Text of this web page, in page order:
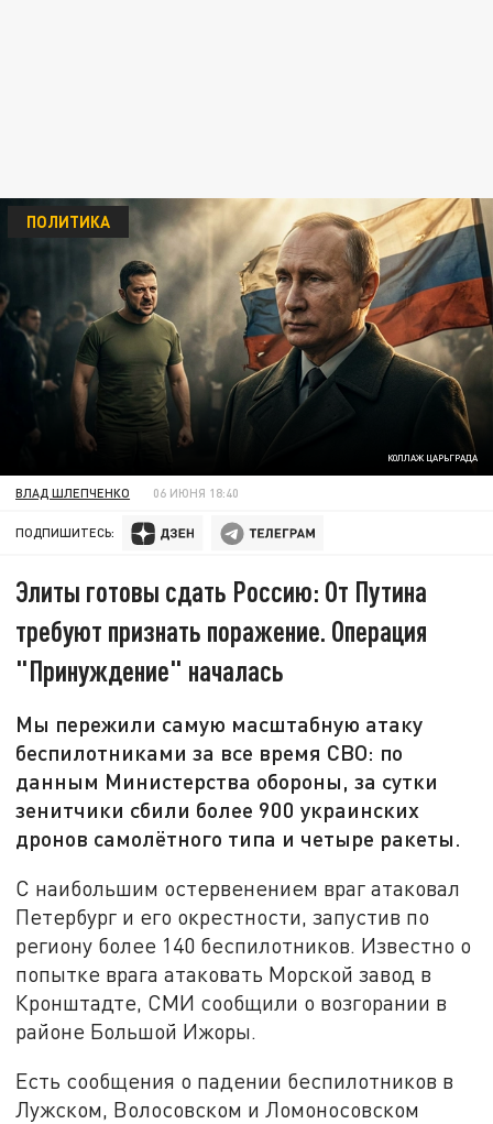
КОЛЛАЖ ЦАРЬГРАДА
ПОЛИТИКА
ВЛАД ШЛЕПЧЕНКО 06 ИЮНЯ 18:40
ПОДПИШИТЕСЬ:
Элиты готовы сдать Россию: От Путина
требуют признать поражение. Операция
"Принуждение" началась
Мы пережили самую масштабную атаку
беспилотниками за все время СВО: по
данным Министерства обороны, за сутки
зенитчики сбили более 900 украинских
дронов самолётного типа и четыре ракеты.
С наибольшим остервенением враг атаковал
Петербург и его окрестности, запустив по
региону более 140 беспилотников. Известно о
попытке врага атаковать Морской завод в
Кронштадте, СМИ сообщили о возгорании в
районе Большой Ижоры.
Есть сообщения о падении беспилотников в
Лужском, Волосовском и Ломоносовском